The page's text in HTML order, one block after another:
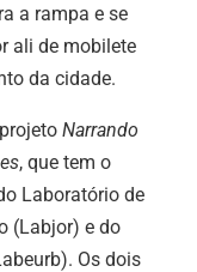
a rampa e se
ali de mobilete
da cidade.
Narrando
, que tem o
Laboratório de
(Labjor) e do
Os dois